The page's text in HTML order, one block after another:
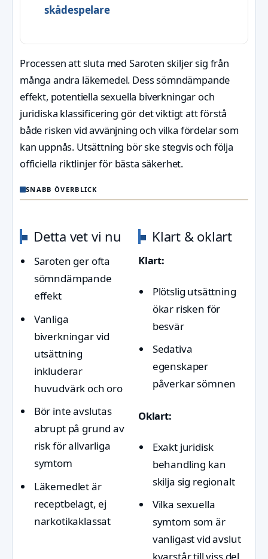
skådespelare
Processen att sluta med Saroten skiljer sig från
många andra läkemedel. Dess sömndämpande
effekt, potentiella sexuella biverkningar och
juridiska klassificering gör det viktigt att förstå
både risken vid avvänjning och vilka fördelar som
kan uppnås. Utsättning bör ske stegvis och följa
officiella riktlinjer för bästa säkerhet.
SNABB ÖVERBLICK
Detta vet vi nu
Saroten ger ofta
sömndämpande
effekt
Vanliga
biverkningar vid
utsättning
inkluderar
huvudvärk och oro
Bör inte avslutas
abrupt på grund av
risk för allvarliga
symtom
Läkemedlet är
receptbelagt, ej
narkotikaklassat
Klart & oklart
Klart:
Plötslig utsättning
ökar risken för
besvär
Sedativa
egenskaper
påverkar sömnen
Oklart:
Exakt juridisk
behandling kan
skilja sig regionalt
Vilka sexuella
symtom som är
vanligast vid avslut